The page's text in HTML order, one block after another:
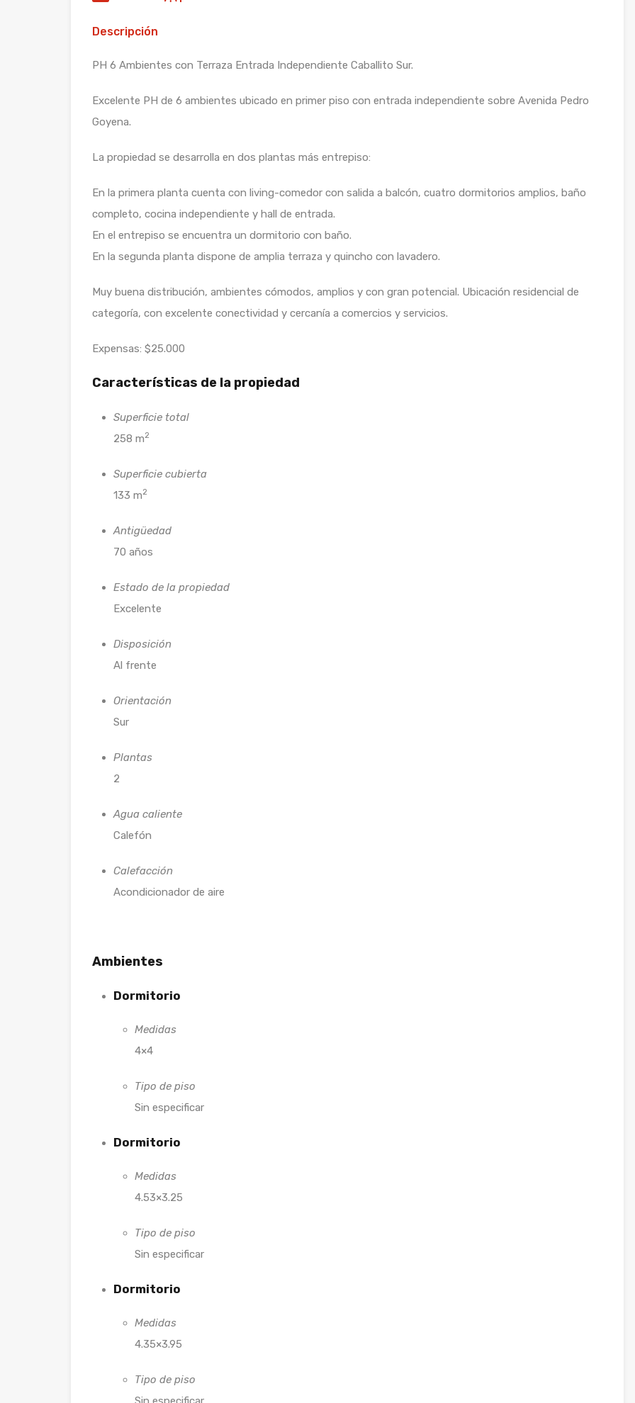
Descripción
PH 6 Ambientes con Terraza Entrada Independiente Caballito Sur.
Excelente PH de 6 ambientes ubicado en primer piso con entrada independiente sobre Avenida Pedro
Goyena.
La propiedad se desarrolla en dos plantas más entrepiso:
En la primera planta cuenta con living-comedor con salida a balcón, cuatro dormitorios amplios, baño
completo, cocina independiente y hall de entrada.
En el entrepiso se encuentra un dormitorio con baño.
En la segunda planta dispone de amplia terraza y quincho con lavadero.
Muy buena distribución, ambientes cómodos, amplios y con gran potencial. Ubicación residencial de
categoría, con excelente conectividad y cercanía a comercios y servicios.
Expensas: $25.000
Características de la propiedad
Superficie total
258 m2
Superficie cubierta
133 m2
Antigüedad
70 años
Estado de la propiedad
Excelente
Disposición
Al frente
Orientación
Sur
Plantas
2
Agua caliente
Calefón
Calefacción
Acondicionador de aire
Ambientes
Dormitorio
Medidas
4×4
Tipo de piso
Sin especificar
Dormitorio
Medidas
4.53×3.25
Tipo de piso
Sin especificar
Dormitorio
Medidas
4.35×3.95
Tipo de piso